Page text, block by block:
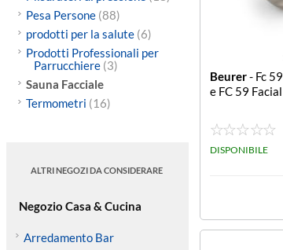
Pesa Persone (88)
prodotti per la salute (6)
Prodotti Professionali per
Parrucchiere (3)
Sauna Facciale
Termometri (16)
ALTRI NEGOZI DA CONSIDERARE
Negozio Casa & Cucina
Arredamento Bar
Beurer- Fc
e FC 59
DISPONIBILE